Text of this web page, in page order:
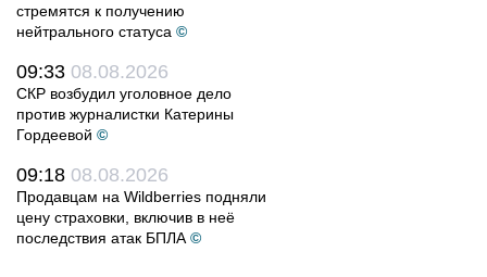
стремятся к получению
нейтрального статуса ©
09:33 08.08.2026
СКР возбудил уголовное дело
против журналистки Катерины
Гордеевой ©
09:18 08.08.2026
Продавцам на Wildberries подняли
цену страховки, включив в неё
последствия атак БПЛА ©